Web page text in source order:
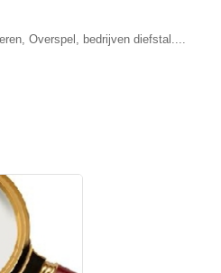
Overspel, bedrijven diefstal....